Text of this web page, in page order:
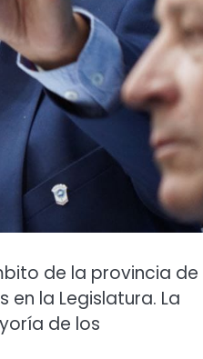
de la provincia de
la Legislatura. La
de los